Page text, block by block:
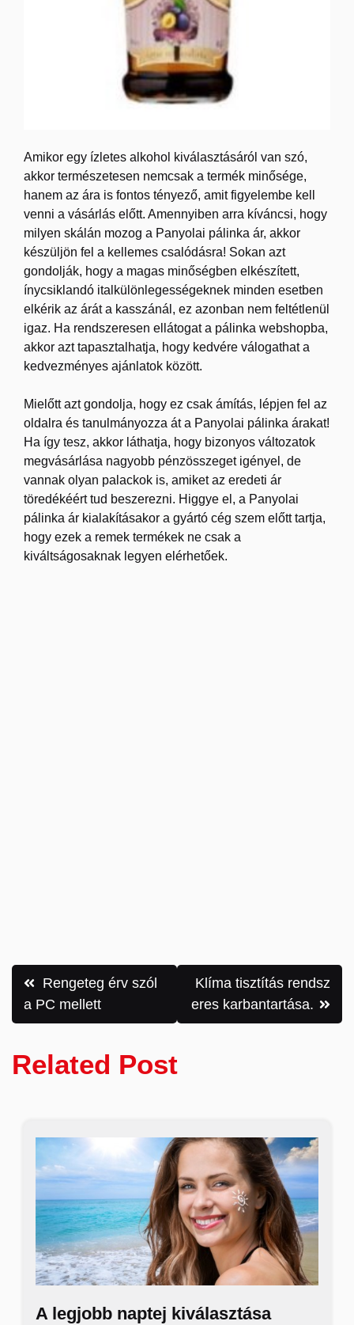
Amikor egy ízletes alkohol kiválasztásáról van szó,
akkor természetesen nemcsak a termék minősége,
hanem az ára is fontos tényező, amit figyelembe kell
venni a vásárlás előtt. Amennyiben arra kíváncsi, hogy
milyen skálán mozog a Panyolai pálinka ár, akkor
készüljön fel a kellemes csalódásra! Sokan azt
gondolják, hogy a magas minőségben elkészített,
ínycsiklandó italkülönlegességeknek minden esetben
elkérik az árát a kasszánál, ez azonban nem feltétlenül
igaz. Ha rendszeresen ellátogat a pálinka webshopba,
akkor azt tapasztalhatja, hogy kedvére válogathat a
kedvezményes ajánlatok között.
Mielőtt azt gondolja, hogy ez csak ámítás, lépjen fel az
oldalra és tanulmányozza át a Panyolai pálinka árakat!
Ha így tesz, akkor láthatja, hogy bizonyos változatok
megvásárlása nagyobb pénzösszeget igényel, de
vannak olyan palackok is, amiket az eredeti ár
töredékéért tud beszerezni. Higgye el, a Panyolai
pálinka ár kialakításakor a gyártó cég szem előtt tartja,
hogy ezek a remek termékek ne csak a
kiváltságosaknak legyen elérhetőek.
Bejegyzés
navigáció
Rengeteg érv szól
a PC mellett
Klíma tisztítás rendsz
eres karbantartása.
Related Post
A legjobb naptej kiválasztása